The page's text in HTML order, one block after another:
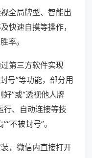
全局牌型、智能出
快速自摸等操作，
率。
第三方软件实现
号”等功能，部分用
”或“透视他人牌
行、自动连接等技
不被封号”。
，微信内直接打开